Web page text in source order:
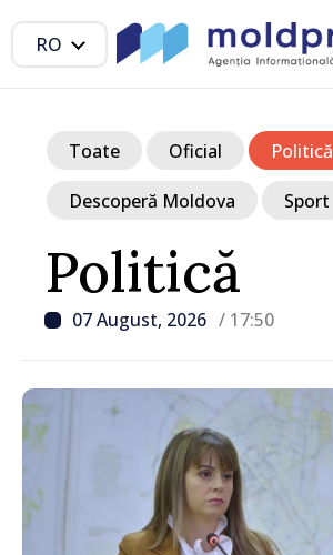
RO
Politică
07 August, 2026 / 17:50
Toate Oficial Politică
Descoperă Moldova Sport